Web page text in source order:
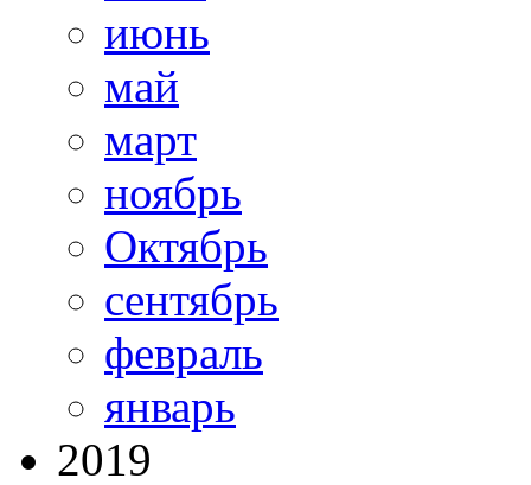
июнь
май
март
ноябрь
Октябрь
сентябрь
февраль
январь
2019